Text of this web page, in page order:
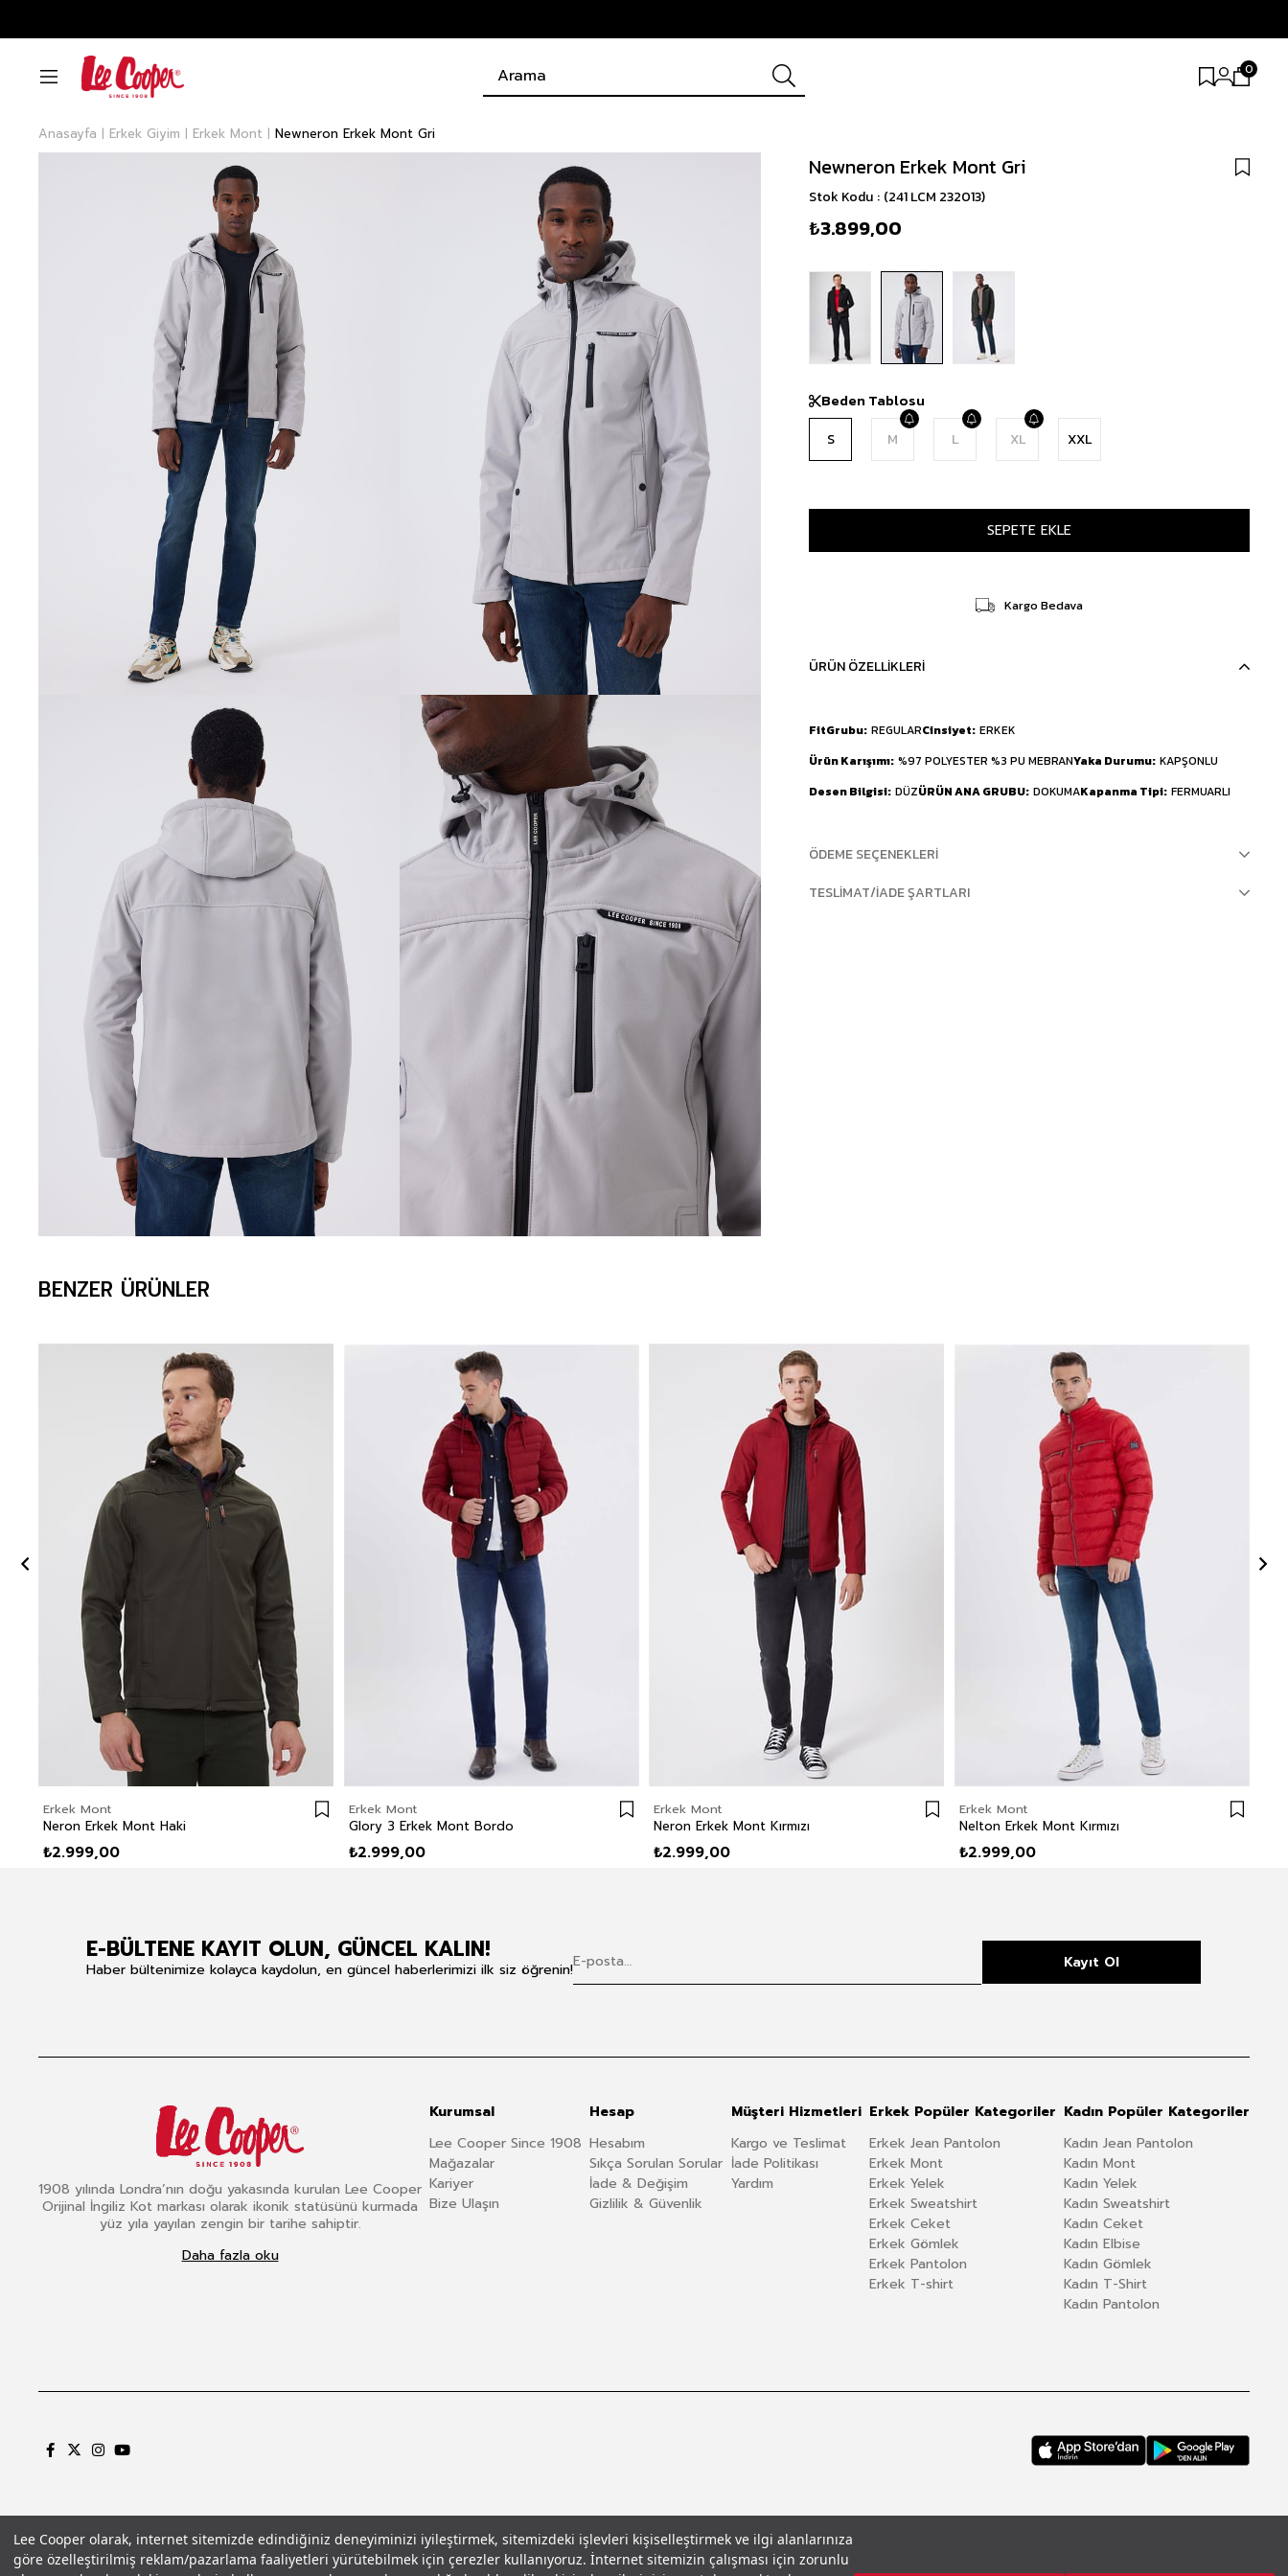
Lee Cooper olarak, internet sitemizde edindiğiniz deneyiminizi iyileştirmek, sitemizdeki işlevleri kişiselleştirmek ve ilgi alanlarınıza
göre özelleştirilmiş reklam/pazarlama faaliyetleri yürütebilmek için çerezler kullanıyoruz. İnternet sitemizin çalışması için zorunlu
0
Anasayfa Erkek Giyim Erkek Mont Newneron Erkek Mont Gri
Newneron Erkek Mont Gri
Stok Kodu (241 LCM 232013)
₺3.899,00
Beden Tablosu
S M L XL XXL
Kargo Bedava
ÜRÜN ÖZELLIKLERI
FitGrubu REGULARCinsiyet ERKEK
Ürün Karışımı %97 POLYESTER %3 PU MEBRANYaka Durumu KAPŞONLU
Desen Bilgisi DÜZÜRÜN ANA GRUBU DOKUMAKapanma Tipi FERMUARLI
ÖDEME SEÇENEKLERI
TESLIMAT/İADE ŞARTLARI
BENZER ÜRÜNLER
Erkek Mont
Neron Erkek Mont Haki
₺2.999,00
Erkek Mont
Glory 3 Erkek Mont Bordo
₺2.999,00
Erkek Mont
Neron Erkek Mont Kırmızı
₺2.999,00
Erkek Mont
Nelton Erkek Mont Kırmızı
₺2.999,00
E-BÜLTENE KAYIT OLUN, GÜNCEL KALIN!
Haber bültenimize kolayca kaydolun, en güncel haberlerimizi ilk siz öğrenin! Kayıt Ol
1908 yılında Londra’nın doğu yakasında kurulan Lee Cooper
Orijinal İngiliz Kot markası olarak ikonik statüsünü kurmada
yüz yıla yayılan zengin bir tarihe sahiptir.
Daha fazla oku
Kurumsal
Lee Cooper Since 1908
Mağazalar
Kariyer
Bize Ulaşın
Hesap
Hesabım
Sıkça Sorulan Sorular
İade & Değişim
Gizlilik & Güvenlik
Müşteri Hizmetleri
Kargo ve Teslimat
İade Politikası
Yardım
Erkek Popüler Kategoriler
Erkek Jean Pantolon
Erkek Mont
Erkek Yelek
Erkek Sweatshirt
Erkek Ceket
Erkek Gömlek
Erkek Pantolon
Erkek T-shirt
Kadın Popüler Kategoriler
Kadın Jean Pantolon
Kadın Mont
Kadın Yelek
Kadın Sweatshirt
Kadın Ceket
Kadın Elbise
Kadın Gömlek
Kadın T-Shirt
Kadın Pantolon
Gizlilik PolitikasıÇerez PolitikasıKVKK Aydınlatma MetniŞartlar ve Koşullar© 2026 Leecooper - Tüm Hakları Saklıdır.